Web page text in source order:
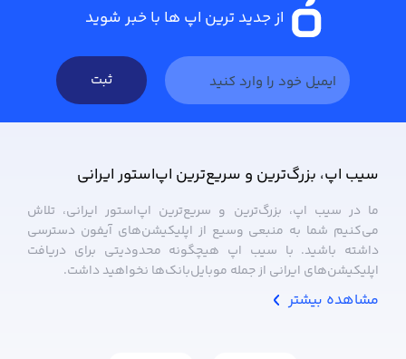
از جدید ترین اپ ها با خبر شوید
ثبت
سیب ‌اپ، بزرگ‌ترین و سریع‌ترین اپ‌استور ایرانی
ما در سیب ‌اپ، بزرگ‌ترین و سریع‌ترین اپ‌استور ایرانی، تلاش
می‌کنیم شما به منبعی وسیع از اپلیکیشن‌های آیفون دسترسی
داشته باشید. با سیب ‌اپ هیچگونه محدودیتی برای دریافت
اپلیکیشن‌های ایرانی از جمله موبایل‌بانک‌ها نخواهید داشت.
مشاهده بیشتر